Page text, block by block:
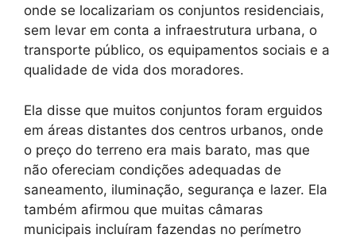
onde se localizariam os conjuntos residenciais,
sem levar em conta a infraestrutura urbana, o
transporte público, os equipamentos sociais e a
qualidade de vida dos moradores.
Ela disse que muitos conjuntos foram erguidos
em áreas distantes dos centros urbanos, onde
o preço do terreno era mais barato, mas que
não ofereciam condições adequadas de
saneamento, iluminação, segurança e lazer. Ela
também afirmou que muitas câmaras
municipais incluíram fazendas no perímetro